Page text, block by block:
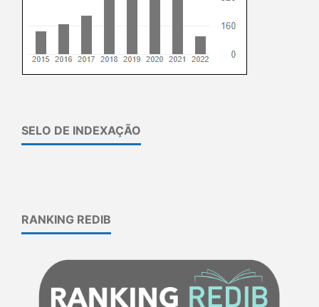
SELO DE INDEXAÇÃO
RANKING REDIB